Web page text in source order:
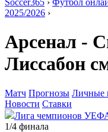
Soccer365 › Футбол
2025/2026 ›
Арсенал -
Лиссабон
Матч Прогнозы Личные
Новости Ставки
Лига чемпионов
1/4 финала